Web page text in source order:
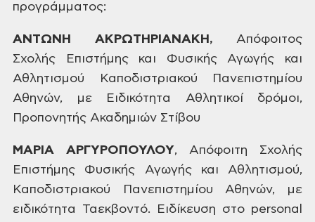
προγράμματος:
ΑΝΤΩΝΗ ΑΚΡΩΤΗΡΙΑΝΑΚΗ, Απόφοιτος
Σχολής Επιστήμης και ΦυσικήςΑγωγής και
Αθλητισμού Καποδιστριακού Πανεπιστημίου
Αθηνών, με Ειδικότητα
Αθλητικοί δρόμοι,
Προπονητής Ακαδημιών Στίβου
ΜΑΡΙΑ ΑΡΓΥΡΟΠΟΥΛΟΥ, Απόφοιτη Σχολής
Επιστήμης Φυσικής Αγωγής και Αθλητισμού,
Καποδιστριακού Πανεπιστημίου Αθηνών, με
ειδικότητα
Ταεκβοντό. Ειδίκευση στο personal